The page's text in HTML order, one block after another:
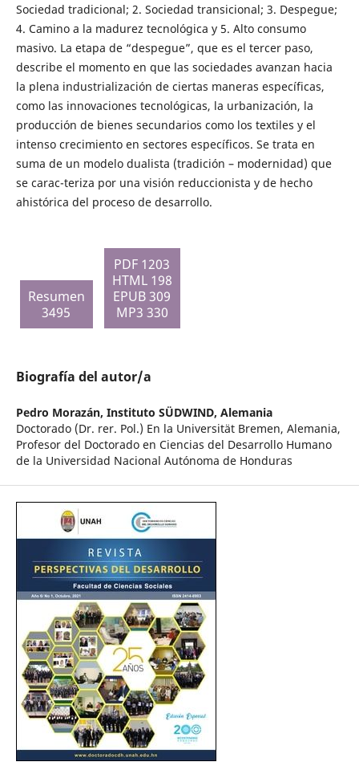
Sociedad tradicional; 2. Sociedad transicional; 3. Despegue;
4. Camino a la madurez tecnológica y 5. Alto consumo
masivo. La etapa de “despegue”, que es el tercer paso,
describe el momento en que las sociedades avanzan hacia
la plena industrialización de ciertas maneras específicas,
como las innovaciones tecnológicas, la urbanización, la
producción de bienes secundarios como los textiles y el
intenso crecimiento en sectores específicos. Se trata en
suma de un modelo dualista (tradición – modernidad) que
se carac-teriza por una visión reduccionista y de hecho
ahistórica del proceso de desarrollo.
Resumen
3495
PDF 1203
HTML 198
EPUB 309
MP3 330
Biografía del autor/a
Pedro Morazán, Instituto SÜDWIND, Alemania
Doctorado (Dr. rer. Pol.) En la Universität Bremen, Alemania,
Profesor del Doctorado en Ciencias del Desarrollo Humano
de la Universidad Nacional Autónoma de Honduras